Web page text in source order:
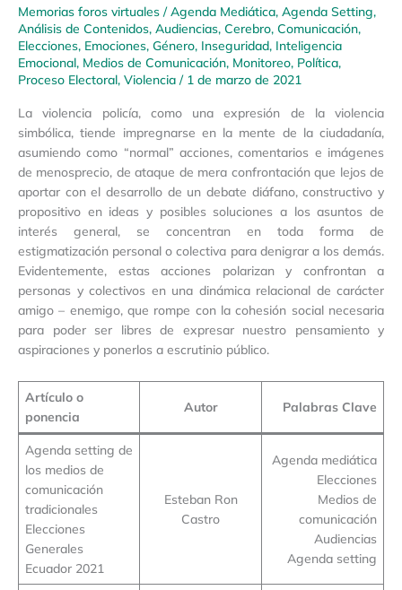
Memorias foros virtuales /Agenda Mediática, Agenda Setting,
Análisis de Contenidos, Audiencias, Cerebro, Comunicación,
Elecciones, Emociones, Género, Inseguridad, Inteligencia
Emocional, Medios de Comunicación, Monitoreo, Política,
Proceso Electoral, Violencia / 1 de marzo de 2021
La violencia policía, como una expresión de la violencia
simbólica, tiende impregnarse en la mente de la ciudadanía,
asumiendo como “normal” acciones, comentarios e imágenes
de menosprecio, de ataque de mera confrontación que lejos de
aportar con el desarrollo de un debate diáfano, constructivo y
propositivo en ideas y posibles soluciones a los asuntos de
interés general, se concentran en toda forma de
estigmatización personal o colectiva para denigrar a los demás.
Evidentemente, estas acciones polarizan y confrontan a
personas y colectivos en una dinámica relacional de carácter
amigo – enemigo, que rompe con la cohesión social necesaria
para poder ser libres de expresar nuestro pensamiento y
aspiraciones y ponerlos a escrutinio público.
Artículo o
ponencia
Autor Palabras Clave
Agenda setting de
los medios de
comunicación
tradicionales
Elecciones
Generales
Ecuador 2021
Esteban Ron
Castro
Agenda mediática
Elecciones
Medios de
comunicación
Audiencias
Agenda setting